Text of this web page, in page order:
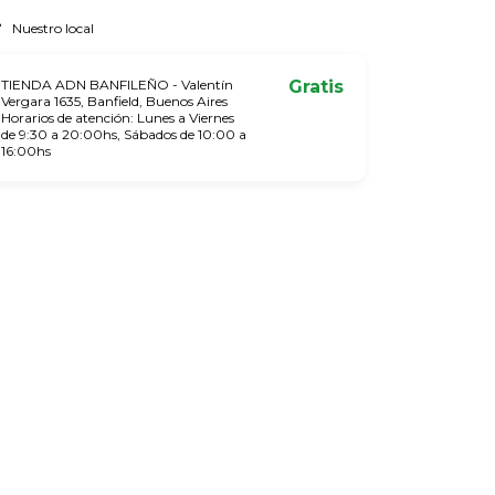
Nuestro local
TIENDA ADN BANFILEÑO - Valentín
Vergara 1635, Banfield, Buenos Aires
Horarios de atención: Lunes a Viernes
de 9:30 a 20:00hs, Sábados de 10:00 a
16:00hs
Gratis